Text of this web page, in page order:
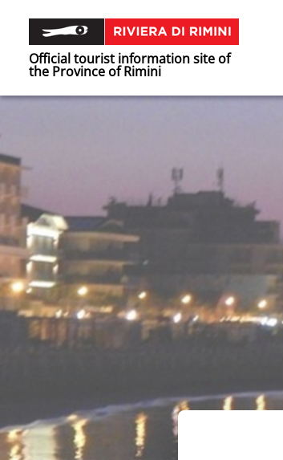
Official tourist information site of
the Province of Rimini